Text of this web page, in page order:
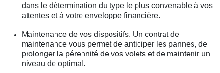
dans le détermination du type le plus convenable à vos
attentes et à votre enveloppe financière.
Maintenance de vos dispositifs. Un contrat de
maintenance vous permet de anticiper les pannes, de
prolonger la pérennité de vos volets et de maintenir un
niveau de optimal.